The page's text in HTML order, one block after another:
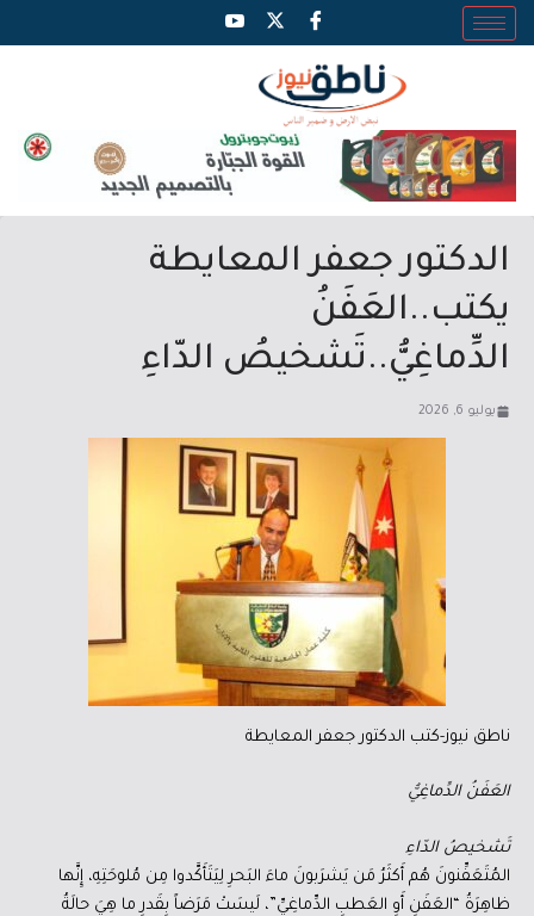
الدكتور جعفر المعايطة
يكتب..العَفَنُ
الدِّماغِيُّ..تَشخيصُ الدّاءِ
يوليو 6, 2026
ناطق نيوز-كتب الدكتور جعفر المعايطة
العَفَنُ الدِّماغِيُّ
تَشخيصُ الدّاءِ
المُتَعَفِّنونَ هُم أَكثَرُ مَن يَشرَبونَ ماءَ البَحرِ لِيَتَأَكَّدوا مِن مُلوحَتِهِ، إِنَّها
ظاهِرَةُ “العَفَنِ أَوِ العَطبِ الدِّماغِيِّ”، لَيسَتْ مَرَضاً بِقَدرِ ما هِيَ حالَةُ